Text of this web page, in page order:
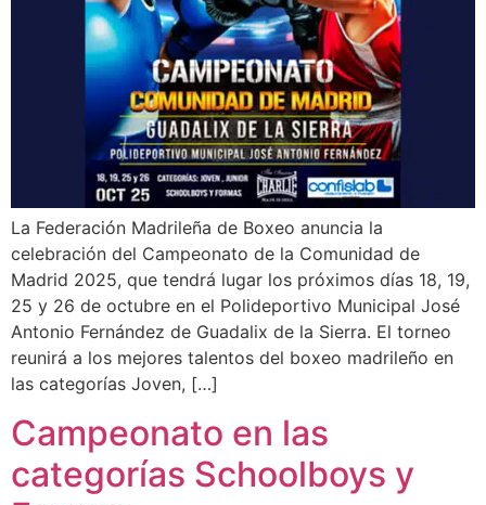
La Federación Madrileña de Boxeo anuncia la
celebración del Campeonato de la Comunidad de
Madrid 2025, que tendrá lugar los próximos días 18, 19,
25 y 26 de octubre en el Polideportivo Municipal José
Antonio Fernández de Guadalix de la Sierra. El torneo
reunirá a los mejores talentos del boxeo madrileño en
las categorías Joven, […]
Campeonato en las
categorías Schoolboys y